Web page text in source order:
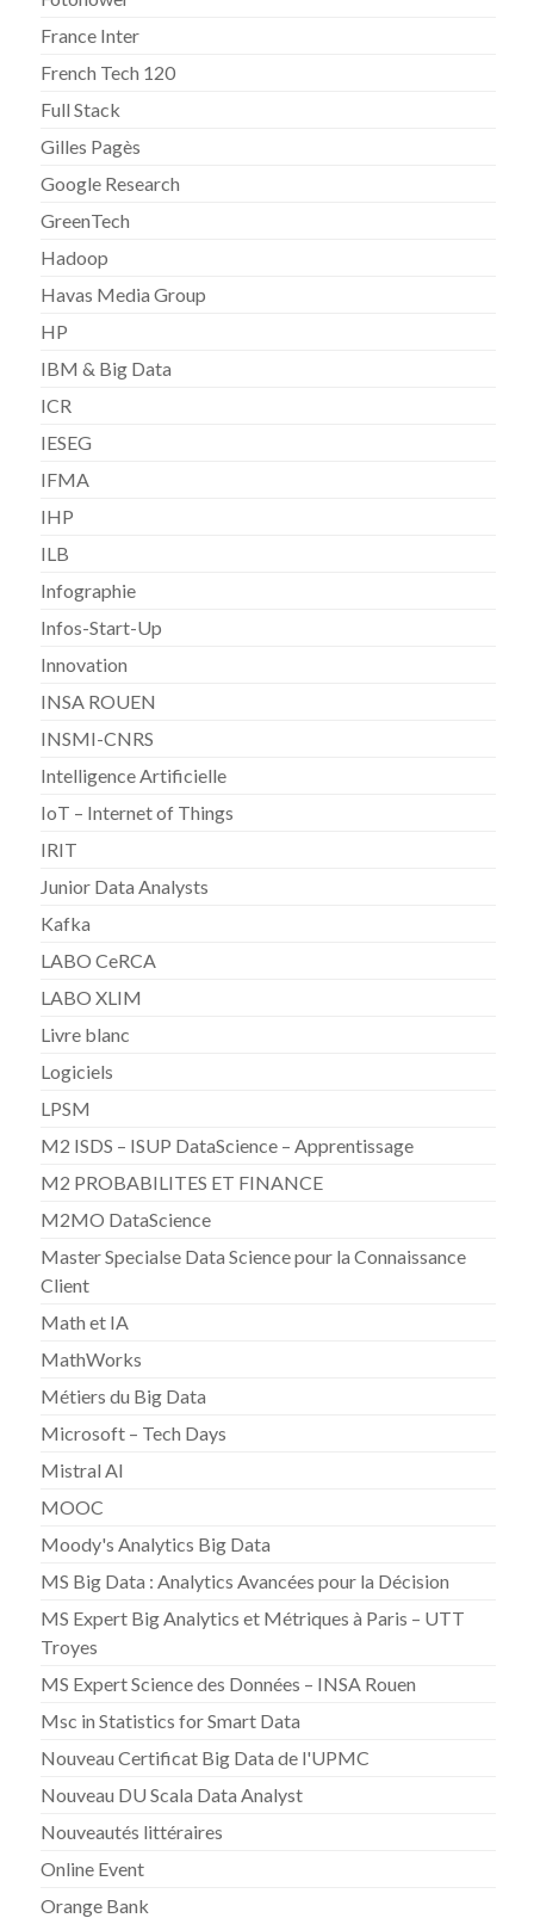
France Inter
French Tech 120
Full Stack
Gilles Pagès
Google Research
GreenTech
Hadoop
Havas Media Group
HP
IBM & Big Data
ICR
IESEG
IFMA
IHP
ILB
Infographie
Infos-Start-Up
Innovation
INSA ROUEN
INSMI-CNRS
Intelligence Artificielle
IoT – Internet of Things
IRIT
Junior Data Analysts
Kafka
LABO CeRCA
LABO XLIM
Livre blanc
Logiciels
LPSM
M2 ISDS – ISUP DataScience – Apprentissage
M2 PROBABILITES ET FINANCE
M2MO DataScience
Master Specialse Data Science pour la Connaissance
Client
Math et IA
MathWorks
Métiers du Big Data
Microsoft – Tech Days
Mistral AI
MOOC
Moody's Analytics Big Data
MS Big Data : Analytics Avancées pour la Décision
MS Expert Big Analytics et Métriques à Paris – UTT
Troyes
MS Expert Science des Données – INSA Rouen
Msc in Statistics for Smart Data
Nouveau Certificat Big Data de l'UPMC
Nouveau DU Scala Data Analyst
Nouveautés littéraires
Online Event
Orange Bank